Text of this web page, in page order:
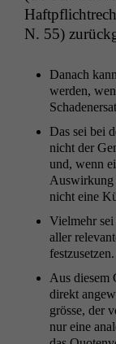
N. 55)
Danach
wer­den,
Das sei bei
nicht der
und, wenn
Auswirkung
nicht eine
Vielmehr
aller
festzusetzen.
Aus diesem
direkt
grösse, der
nur eine